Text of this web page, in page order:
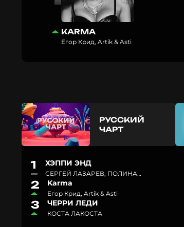
KARMA
Егор Крид, Artik & Asti
РУССКИЙ
ЧАРТ
1 ХЭППИ ЭНД
СЕРГЕЙ ЛАЗАРЕВ, ПОЛИНА
ГАГАРИНА
2 Karma
Егор Крид, Artik & Asti
3 ЧЕРРИ ЛЕДИ
КОСТА ЛАКОСТА